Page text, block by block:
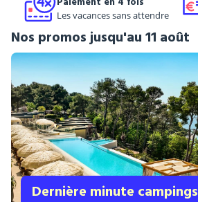
Les vacances sans attendre
Nos promos jusqu'au 11 août
Dernière minute campings